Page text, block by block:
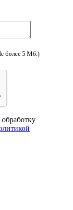
более 5 Мб.)